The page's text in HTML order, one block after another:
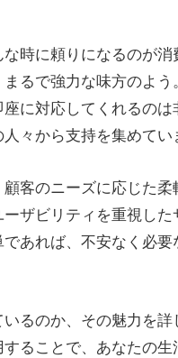
時に頼りになるのが消
るで強力な味方のよ
に対応してくれるの
々から支持を集めてい
客のニーズに応じた柔
ザビリティを重視し
あれば、不安なく必
るのか、その魅力を
ることで、あなたの